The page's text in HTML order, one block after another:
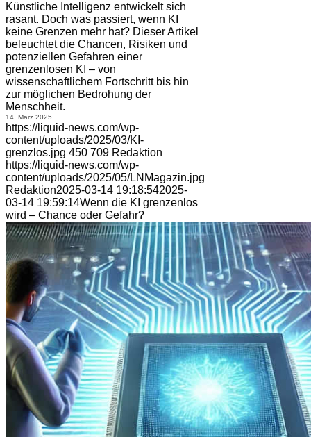
Künstliche Intelligenz entwickelt sich
rasant. Doch was passiert, wenn KI
keine Grenzen mehr hat? Dieser Artikel
beleuchtet die Chancen, Risiken und
potenziellen Gefahren einer
grenzenlosen KI – von
wissenschaftlichem Fortschritt bis hin
zur möglichen Bedrohung der
Menschheit.
14. März 2025
https://liquid-news.com/wp-
content/uploads/2025/03/KI-
grenzlos.jpg 450 709 Redaktion
https://liquid-news.com/wp-
content/uploads/2025/05/LNMagazin.jpg
Redaktion2025-03-14 19:18:542025-
03-14 19:59:14Wenn die KI grenzenlos
wird – Chance oder Gefahr?